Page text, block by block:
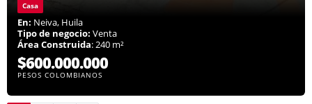
Casa
En: Neiva, Huila
Tipo de negocio: Venta
Área Construida: 240 m²
$600.000.000
PESOS COLOMBIANOS